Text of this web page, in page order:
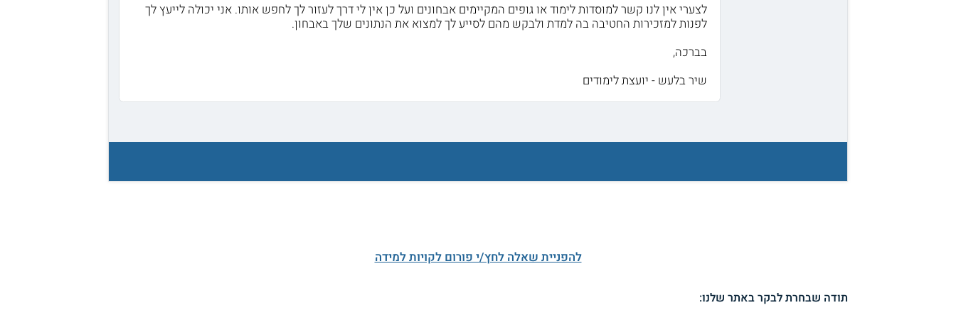
לצערי אין לנו קשר למוסדות לימוד או גופים המקיימים אבחונים ועל כן אין לי דרך לעזור לך לחפש אותו. אני יכולה לייעץ לך
לפנות למזכירות החטיבה בה למדת ולבקש מהם לסייע לך למצוא את הנתונים שלך באבחון.
בברכה,
שיר בלעש - יועצת לימודים
להפניית שאלה לחץ/י פורום לקויות למידה
תודה שבחרת לבקר באתר שלנו: